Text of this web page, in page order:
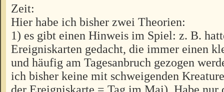
Zeit:
Hier habe ich bisher zwei Theorien:
1) es gibt einen Hinweis im Spiel: z. B.
Ereigniskarten gedacht, die immer einen
und häufig am Tagesanbruch gezogen
ich bisher keine mit schweigenden
der Ereigniskarte = Tag im Mai). Habe nur